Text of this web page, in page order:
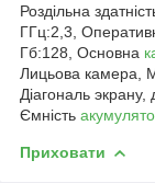
Роздільна
ГГц:2,3,
Гб:128, Основна
Лицьова камера,
Діагональ
Ємність
Приховати